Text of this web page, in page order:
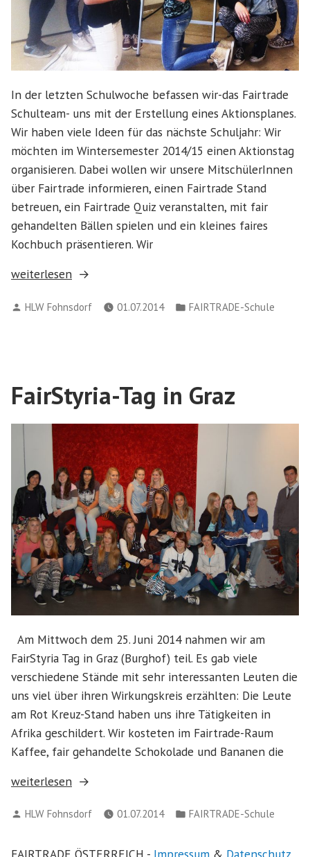
In der letzten Schulwoche befassen wir-das Fairtrade
Schulteam- uns mit der Erstellung eines Aktionsplanes.
Wir haben viele Ideen für das nächste Schuljahr: Wir
möchten im Wintersemester 2014/15 einen Aktionstag
organisieren. Dabei wollen wir unsere MitschülerInnen
über Fairtrade informieren, einen Fairtrade Stand
betreuen, ein Fairtrade Quiz veranstalten, mit fair
gehandelten Bällen spielen und ein kleines faires
Kochbuch präsentieren. Wir
„Fairtrade
weiterlesen
Verfasst
HLW Fohnsdorf 01.07.2014
Veröffentlicht
FAIRTRADE-Schule
FairStyria-Tag in Graz
Am Mittwoch dem 25. Juni 2014 nahmen wir am
FairStyria Tag in Graz (Burghof) teil. Es gab viele
verschiedene Stände mit sehr interessanten Leuten die
uns viel über ihren Wirkungskreis erzählten: Die Leute
am Rot Kreuz-Stand haben uns ihre Tätigkeiten in
Afrika geschildert. Wir kosteten im Fairtrade-Raum
Kaffee, fair gehandelte Schokolade und Bananen die
„FairStyria-
in
weiterlesen
Verfasst
HLW Fohnsdorf 01.07.2014
Veröffentlicht
FAIRTRADE-Schule